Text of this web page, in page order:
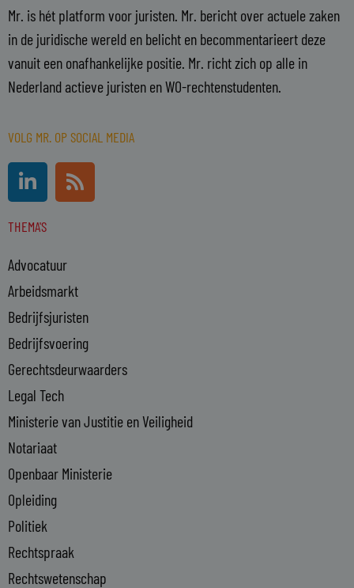
Mr. is hét platform voor juristen. Mr. bericht over actuele zaken
in de juridische wereld en belicht en becommentarieert deze
vanuit een onafhankelijke positie. Mr. richt zich op alle in
Nederland actieve juristen en WO-rechtenstudenten.
VOLG MR. OP SOCIAL MEDIA
L
i
n
k
d
i
n
-
i
n
R
s
s
THEMA'S
Advocatuur
Arbeidsmarkt
Bedrijfsjuristen
Bedrijfsvoering
Gerechtsdeurwaarders
Legal Tech
Ministerie van Justitie en Veiligheid
Notariaat
Openbaar Ministerie
Opleiding
Politiek
Rechtspraak
Rechtswetenschap